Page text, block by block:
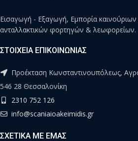
Εισαγωγή - Εξαγωγή, Εμπορία καινούριων
ανταλλακτικών φορτηγών & λεωφορείων.
ΣΤΟΙΧΕΙΑ ΕΠΙΚΟΙΝΩΝΙΑΣ
Προέκταση Κωνσταντινουπόλεως,
546 28 Θεσσαλονίκη
2310 752 126
info@scaniaioakeimidis.gr
ΣΧΕΤΙΚΑ ΜΕ ΕΜΑΣ